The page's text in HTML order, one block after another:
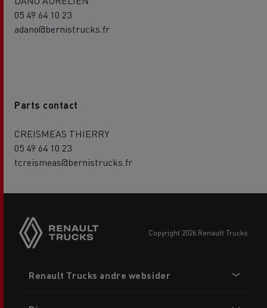
05 49 64 10 23
adano@bernistrucks.fr
Parts contact
CREISMEAS THIERRY
05 49 64 10 23
tcreismeas@bernistrucks.fr
copyright 2026 Renault Trucks
menu
Renault Trucks andre websider